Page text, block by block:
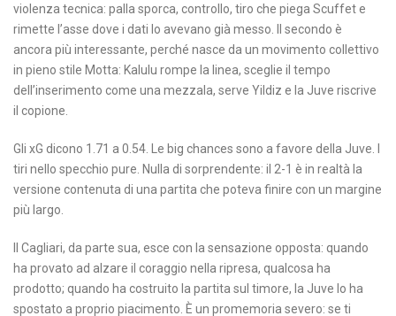
violenza tecnica: palla sporca, controllo, tiro che piega Scuffet e
rimette l’asse dove i dati lo avevano già messo. Il secondo è
ancora più interessante, perché nasce da un movimento collettivo
in pieno stile Motta: Kalulu rompe la linea, sceglie il tempo
dell’inserimento come una mezzala, serve Yildiz e la Juve riscrive
il copione.
Gli xG dicono 1.71 a 0.54. Le big chances sono a favore della Juve. I
tiri nello specchio pure. Nulla di sorprendente: il 2-1 è in realtà la
versione contenuta di una partita che poteva finire con un margine
più largo.
Il Cagliari, da parte sua, esce con la sensazione opposta: quando
ha provato ad alzare il coraggio nella ripresa, qualcosa ha
prodotto; quando ha costruito la partita sul timore, la Juve lo ha
spostato a proprio piacimento. È un promemoria severo: se ti